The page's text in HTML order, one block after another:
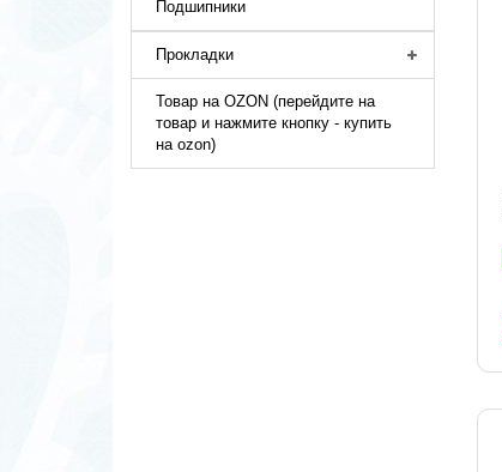
Подшипники
Прокладки
Товар на OZON (перейдите на
товар и нажмите кнопку - купить
на ozon)